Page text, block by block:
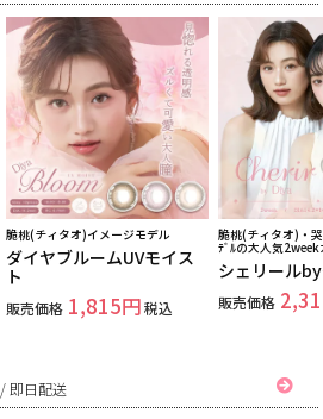
脆桃(チィタオ)イメージモデル
ダイヤブルームUVモイス
ト
販売価格 1,815 税込
脆桃(チィタオ)・
ﾃﾞﾙの大人気2week
シェリール
販売価格
/ 即日配送